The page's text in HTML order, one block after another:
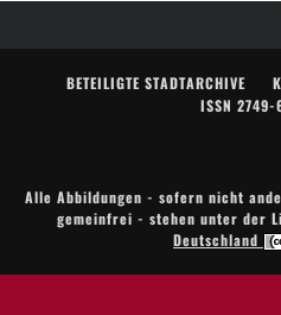
BETEILIGTE STADTARCHIVE
ISSN 2749-
Alle Abbildungen - sofern nicht
gemeinfrei - stehen unter der
Deutschland